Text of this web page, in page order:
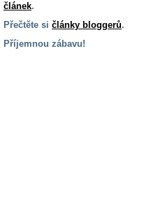
článek.
Přečtěte si články bloggerů.
Příjemnou zábavu!